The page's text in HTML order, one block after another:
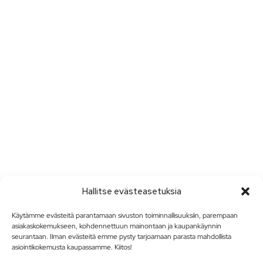
Hallitse evästeasetuksia
Käytämme evästeitä parantamaan sivuston toiminnallisuuksiin, parempaan
asiakaskokemukseen, kohdennettuun mainontaan ja kaupankäynnin
seurantaan. Ilman evästeitä emme pysty tarjoamaan parasta mahdollista
asiointikokemusta kaupassamme. Kiitos!